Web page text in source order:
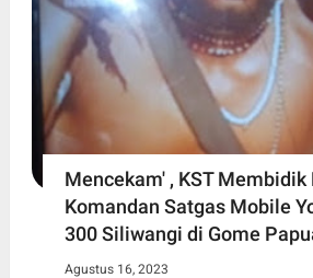
Mencekam' , KST Membidik
Komandan Satgas Mobile
300 Siliwangi di Gome
Agustus 16, 2023